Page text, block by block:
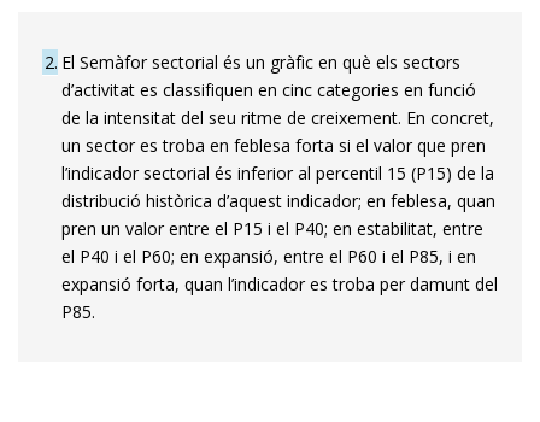
2 El Semàfor sectorial és un gràfic en què els sectors
d’activitat es classifiquen en cinc categories en funció
de la intensitat del seu ritme de creixement. En concret,
un sector es troba en feblesa forta si el valor que pren
l’indicador sectorial és inferior al percentil 15 (P15) de la
distribució històrica d’aquest indicador; en feblesa, quan
pren un valor entre el P15 i el P40; en estabilitat, entre
el P40 i el P60; en expansió, entre el P60 i el P85, i en
expansió forta, quan l’indicador es troba per damunt del
P85.